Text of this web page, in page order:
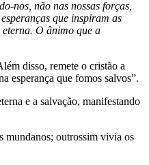
nos, não nas nossas forças,
que inspiram as
O ânimo que a
disso, remete o cristão a
esperança que fomos salvos”.
e a salvação, manifestando
outrossim vivia os